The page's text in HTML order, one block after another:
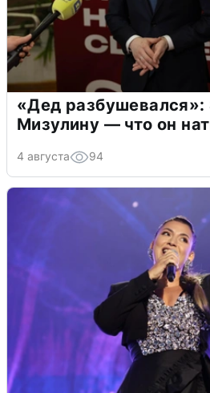
«Дед разбушевался»:
Мизулину — что он
4 августа 94